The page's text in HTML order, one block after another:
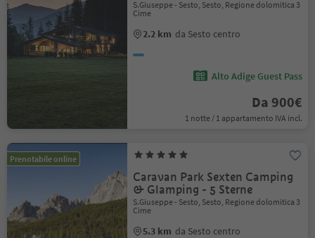
S.Giuseppe - Sesto, Sesto, Regione dolomitica 3
Cime
2.2 km da Sesto centro
Alto Adige Guest Pass
Da 900€
1 notte / 1 appartamento IVA incl.
Prenotabile online
Caravan Park Sexten Camping
& Glamping - 5 Sterne
S.Giuseppe - Sesto, Sesto, Regione dolomitica 3
Cime
5.3 km da Sesto centro